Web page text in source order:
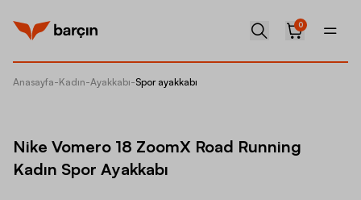
0
Anasayfa-Kadın-Ayakkabı-Spor ayakkabı
Nike Vomero 18 ZoomX Road Running
Kadın Spor Ayakkabı